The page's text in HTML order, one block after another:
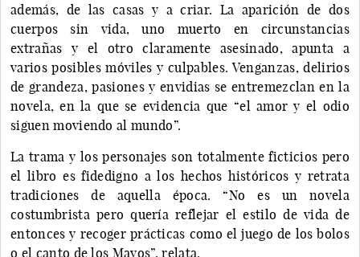
además, de las casas y a criar. La aparición de dos
cuerpos sin vida, uno muerto en circunstancias
extrañas y el otro claramente asesinado, apunta a
varios posibles móviles y culpables. Venganzas, delirios
de grandeza, pasiones y envidias se entremezclan en la
novela, en la que se evidencia que “el amor y el odio
siguen moviendo al mundo”.
La trama y los personajes son totalmente ficticios pero
el libro es fidedigno a los hechos históricos y retrata
tradiciones de aquella época. “No es un novela
costumbrista pero quería reflejar el estilo de vida de
entonces y recoger prácticas como el juego de los bolos
o el canto de los Mayos”, relata.